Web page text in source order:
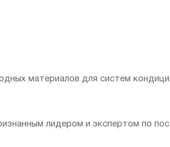
материалов для систем
лидером и экспертом по